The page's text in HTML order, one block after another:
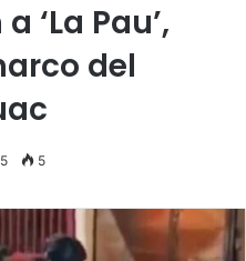
‘La Pau’,
del
5